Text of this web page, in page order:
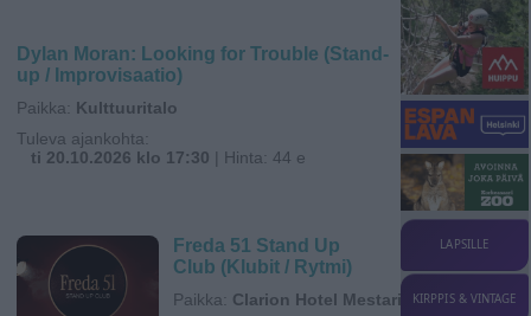
Dylan Moran: Looking for Trouble (Stand-
up / Improvisaatio)
Paikka: Kulttuuritalo
Tuleva ajankohta:
ti 20.10.2026 klo 17:30 | Hinta: 44 e
Freda 51 Stand Up
Club (Klubit / Rytmi)
Paikka: Clarion Hotel Mestari
LAPSILLE
KIRPPIS & VINTAGE